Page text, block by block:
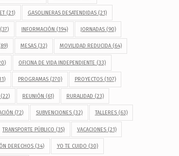
(21) GASOLINERAS DESATENDIDAS(21)
(37) INFORMACIÓN (194) JORNADAS(90)
MESAS(32) MOVILIDAD REDUCIDA(64)
OFICINA DE VIDA INDEPENDIENTE (33)
PROGRAMAS(270) PROYECTOS(107)
(22) REUNIÓN (61) RURALIDAD (23)
(72) SUBVENCIONES(32) TALLERES(63)
TRANSPORTE PÚBLICO (35) VACACIONES(21)
DERECHOS (34) YO TE CUIDO (30)